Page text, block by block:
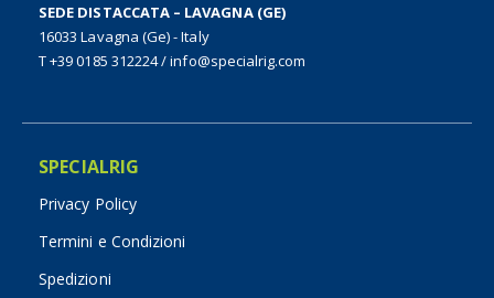
SEDE DISTACCATA – LAVAGNA (GE)
16033 Lavagna (Ge) - Italy
T +39 0185 312224/info@specialrig.com
SPECIALRIG
Privacy Policy
Termini e Condizioni
Spedizioni